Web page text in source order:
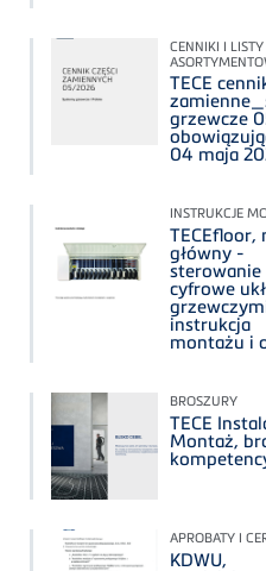
CENNIKI I LISTY
TECE
grzewcze
04 maja
INSTRUKCJE
TECEfloor,
główny -
sterowanie
cyfrowe
instrukcja
montażu i
BROSZURY
TECE
Montaż,
APROBATY I
KDWU,